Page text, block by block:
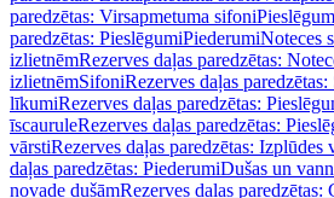
paredzētas: Virsapmetuma sifoni
paredzētas: PieslēgumiPiederumiNoteces
izlietnēmRezerves daļas paredzētas:
izlietnēmSifoniRezerves daļas
līkumiRezerves daļas paredzētas:
īscauruleRezerves daļas paredzētas:
vārstiRezerves daļas paredzētas: Izplūdes
daļas paredzētas: PiederumiDušas un
novade dušāmRezerves daļas paredzētas: